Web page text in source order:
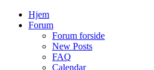
Hjem
Forum
Forum forside
New Posts
FAQ
Calendar